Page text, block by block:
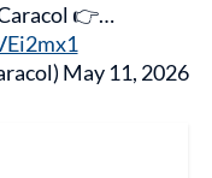
👉…
May 11, 2026